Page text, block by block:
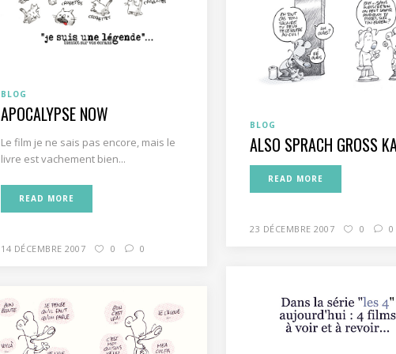
BLOG
ALSO SPRACH GROSS
READ MORE
23 DÉCEMBRE 2007 0 0
BLOG
APOCALYPSE NOW
Le film je ne sais pas encore, mais le
livre est vachement bien...
READ MORE
14 DÉCEMBRE 2007 0 0